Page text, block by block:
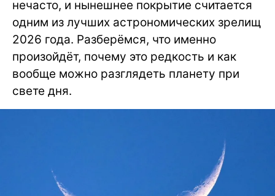
нечасто, и нынешнее покрытие считается
одним из лучших астрономических зрелищ
2026 года. Разберёмся, что именно
произойдёт, почему это редкость и как
вообще можно разглядеть планету при
свете дня.